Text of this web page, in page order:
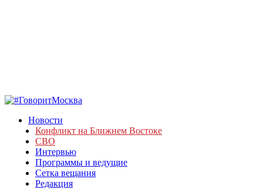
Новости
Конфликт на Ближнем Востоке
СВО
Интервью
Программы и ведущие
Сетка вещания
Редакция